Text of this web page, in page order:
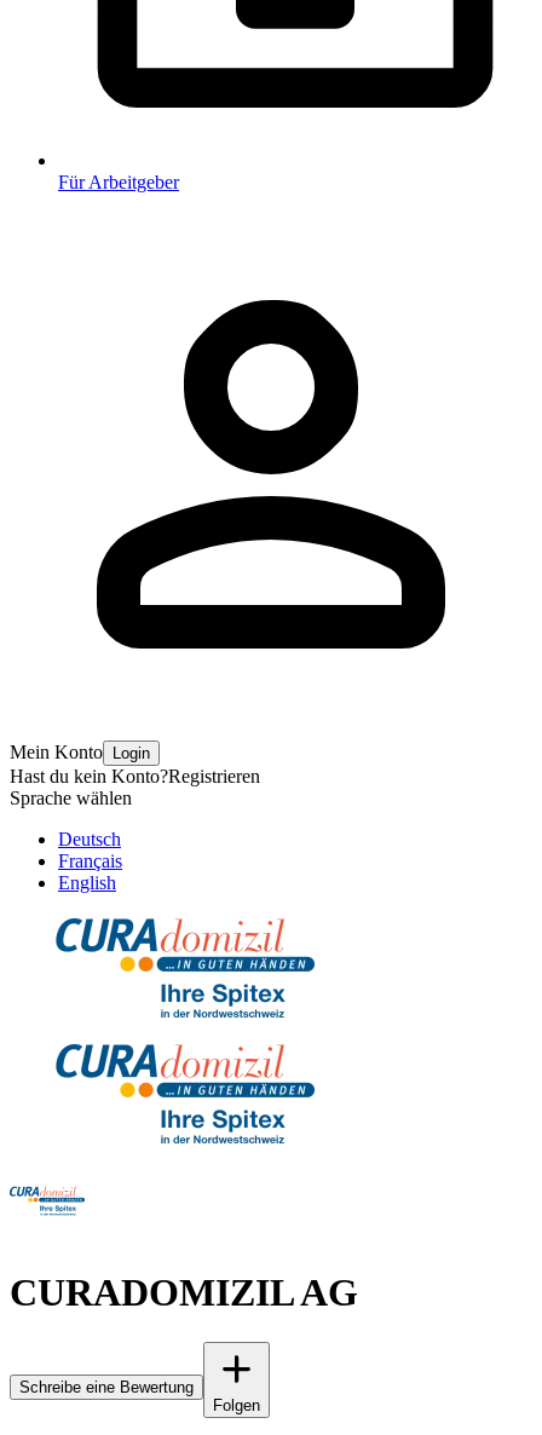
Für Arbeitgeber
Mein Konto Login
Hast du kein Konto?Registrieren
Sprache wählen
Deutsch
Français
English
CURADOMIZIL AG
Schreibe eine Bewertung
Folgen